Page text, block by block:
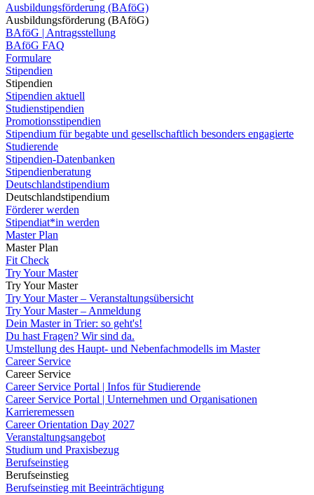
Ausbildungsförderung (BAföG)
Ausbildungsförderung (BAföG)
BAföG | Antragsstellung
BAföG FAQ
Formulare
Stipendien
Stipendien
Stipendien aktuell
Studienstipendien
Promotionsstipendien
Stipendium für begabte und gesellschaftlich besonders engagierte
Studierende
Stipendien-Datenbanken
Stipendienberatung
Deutschlandstipendium
Deutschlandstipendium
Förderer werden
Stipendiat*in werden
Master Plan
Master Plan
Fit Check
Try Your Master
Try Your Master
Try Your Master – Veranstaltungsübersicht
Try Your Master – Anmeldung
Dein Master in Trier: so geht's!
Du hast Fragen? Wir sind da.
Umstellung des Haupt- und Nebenfachmodells im Master
Career Service
Career Service
Career Service Portal | Infos für Studierende
Career Service Portal | Unternehmen und Organisationen
Karrieremessen
Career Orientation Day 2027
Veranstaltungsangebot
Studium und Praxisbezug
Berufseinstieg
Berufseinstieg
Berufseinstieg mit Beeinträchtigung